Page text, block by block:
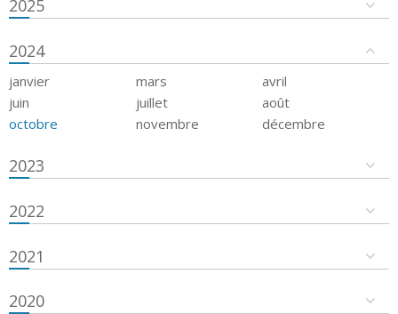
2025
2024
janvier mars
avril
juin
juillet
août
octobre
novembre décembre
2023
2022
2021
2020